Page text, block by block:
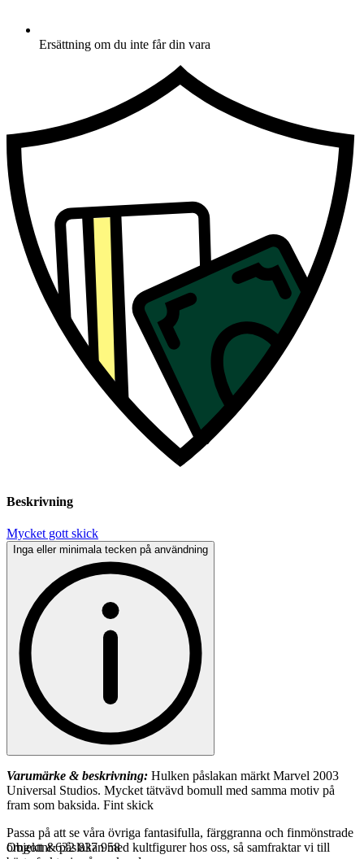
Ersättning om du inte får din vara
Beskrivning
Mycket gott skick
Inga eller minimala tecken på användning
Varumärke & beskrivning: Hulken påslakan märkt Marvel 2003
Universal Studios. Mycket tätvävd bomull med samma motiv på
fram som baksida. Fint skick
Passa på att se våra övriga fantasifulla, färggranna och finmönstrade
örngott & påslakan med kultfigurer hos oss, så samfraktar vi till
Objektnr 632 837 958